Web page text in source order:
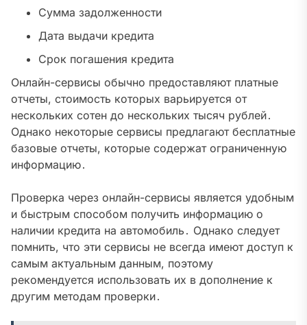
Сумма задолженности
Дата выдачи кредита
Срок погашения кредита
Онлайн-сервисы обычно предоставляют платные
отчеты, стоимость которых варьируется от
нескольких сотен до нескольких тысяч рублей․
Однако некоторые сервисы предлагают бесплатные
базовые отчеты, которые содержат ограниченную
информацию․
Проверка через онлайн-сервисы является удобным
и быстрым способом получить информацию о
наличии кредита на автомобиль․ Однако следует
помнить, что эти сервисы не всегда имеют доступ к
самым актуальным данным, поэтому
рекомендуется использовать их в дополнение к
другим методам проверки․